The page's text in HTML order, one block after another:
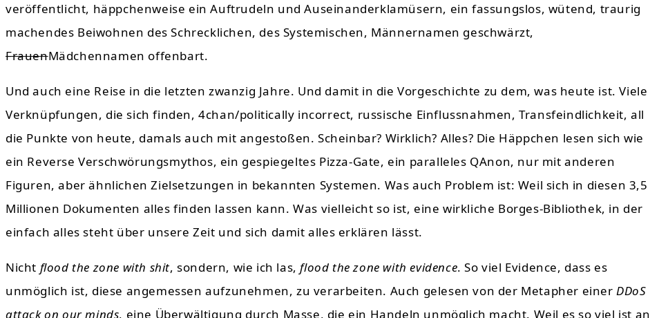
veröffentlicht, häppchenweise ein Auftrudeln und Auseinanderklamüsern, ein fassungslos, wütend, traurig
machendes Beiwohnen des Schrecklichen, des Systemischen, Männernamen geschwärzt,
FrauenMädchennamen offenbart.
Und auch eine Reise in die letzten zwanzig Jahre. Und damit in die Vorgeschichte zu dem, was heute ist. Viele
Verknüpfungen, die sich finden, 4chan/politically incorrect, russische Einflussnahmen, Transfeindlichkeit, all
die Punkte von heute, damals auch mit angestoßen. Scheinbar? Wirklich? Alles? Die Häppchen lesen sich wie
ein Reverse Verschwörungsmythos, ein gespiegeltes Pizza-Gate, ein paralleles QAnon, nur mit anderen
Figuren, aber ähnlichen Zielsetzungen in bekannten Systemen. Was auch Problem ist: Weil sich in diesen 3,5
Millionen Dokumenten alles finden lassen kann. Was vielleicht so ist, eine wirkliche Borges-Bibliothek, in der
einfach alles steht über unsere Zeit und sich damit alles erklären lässt.
Nicht flood the zone with shit, sondern, wie ich las,flood the zone with evidence. So viel Evidence, dass es
unmöglich ist, diese angemessen aufzunehmen, zu verarbeiten. Auch gelesen von der Metapher einerDDoS
attack on our minds, eine Überwältigung durch Masse, die ein Handeln unmöglich macht. Weil es so viel ist an